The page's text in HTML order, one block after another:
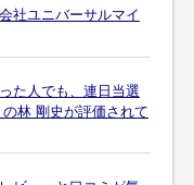
社ユニバーサルマイ
た人でも、連日当選
林 剛史が評価されて